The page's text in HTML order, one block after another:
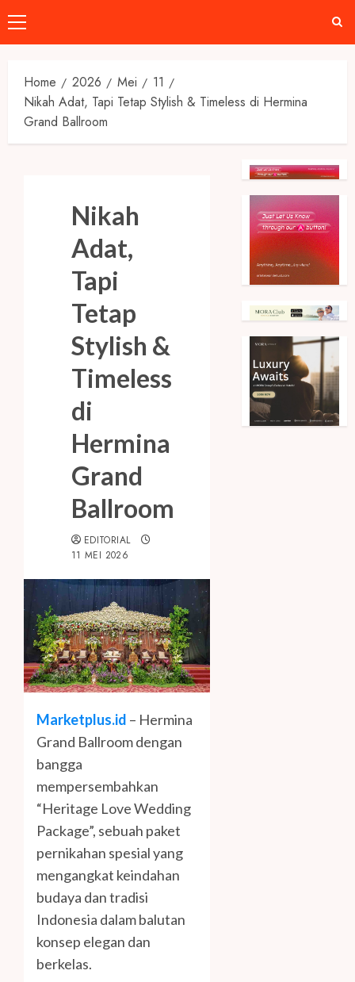
Primary
Menu
Home 2026 Mei
11
Nikah Adat, Tapi Tetap Stylish & Timeless di Hermina
Grand Ballroom
Nikah
Adat,
Tapi
Tetap
Stylish &
Timeless
di
Hermina
Grand
Ballroom
EDITORIAL
11 MEI 2026
Marketplus.id – Hermina
Grand Ballroom dengan
bangga
mempersembahkan
“Heritage Love Wedding
Package”, sebuah paket
pernikahan spesial yang
mengangkat keindahan
budaya dan tradisi
Indonesia dalam balutan
konsep elegan dan
berkelas.